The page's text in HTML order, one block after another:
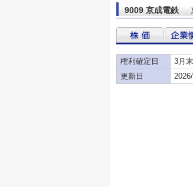
9009 京成電鉄
権利確定日
3月
更新日